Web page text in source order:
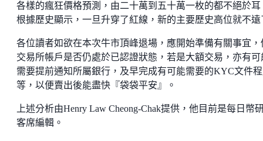
各樣的瘋狂價格預測，由二十萬到五十萬一枚的都不絕於耳
根據歷史顯示，一旦升穿了紅線，新的主要歷史高位就不遠
各位讀者如欲在本次牛市頂峰退場，應開始準備有關事宜，
交易所帳戶是否仍處於已認證狀態，若是大額交易，亦有可
需要提前通知所屬銀行，及早完成有可能需要的KYC文件
等，以便賣出後能盡快『袋袋平安』。
上述分析由Henry Law Cheong-Chak提供，他目前是每日幣
客席編輯。